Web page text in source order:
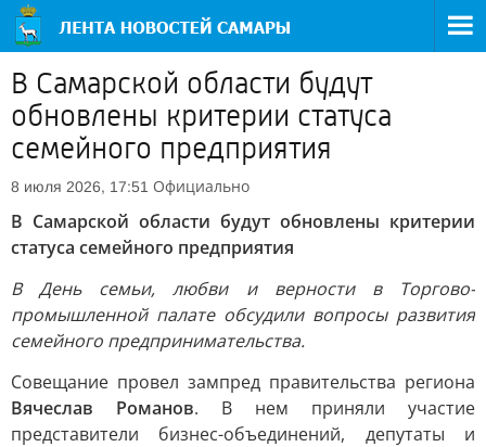
В Самарской области будут
обновлены критерии статуса
семейного предприятия
8 июля 2026, 17:51 Официально
В Самарской области будут обновлены критерии
статуса семейного предприятия
В День семьи, любви и верности в Торгово-
промышленной палате обсудили вопросы развития
семейного предпринимательства.
Совещание провел зампред правительства региона
Вячеслав Романов. В нем приняли участие
представители бизнес-объединений, депутаты и